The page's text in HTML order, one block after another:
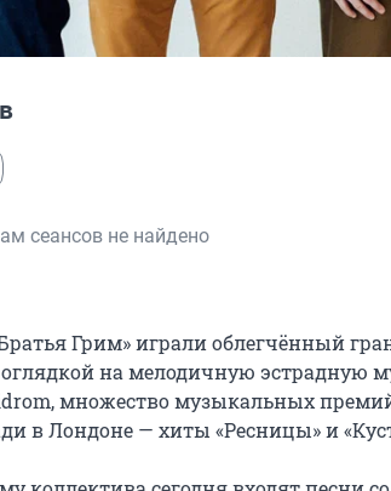
сеансов не найдено
Грим» играли облегчённый
на мелодичную эстрадную
множество музыкальных
в Лондоне — хиты «Ресницы» и